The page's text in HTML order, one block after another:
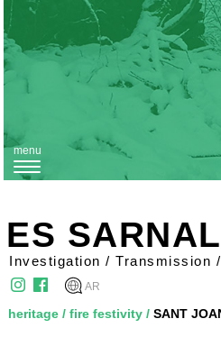
T
g
g
e
n
menu
ES
Investigation / Transmission
AR
heritage / fire festivity / SANT